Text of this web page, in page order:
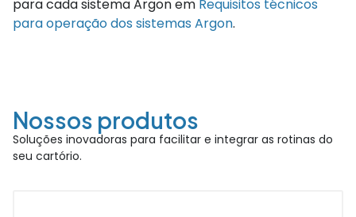
para cada sistema Argon em Requisitos técnicos
para operação dos sistemas Argon.
Nossos produtos
Soluções inovadoras para facilitar e integrar as rotinas do
seu cartório.